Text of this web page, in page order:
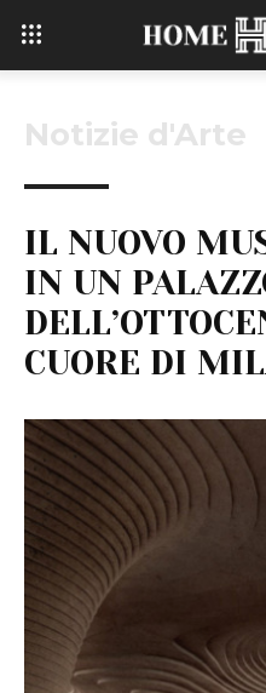
Notizie d'Arte
IL NUOVO
IN UN
CUORE DI